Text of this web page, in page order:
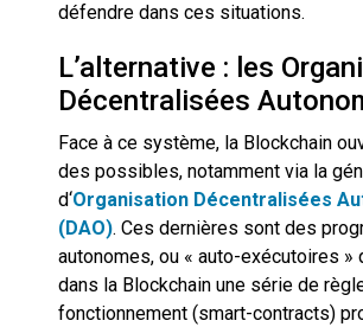
défendre dans ces situations.
L’alternative : les
Décentralisées
Face à ce système, la Blockchain
des possibles, notamment via la
d‘Organisation Décentralisées
(DAO). Ces dernières sont des
autonomes, ou « auto-exécutoires »
dans la Blockchain une série de
fonctionnement (smart-contracts)